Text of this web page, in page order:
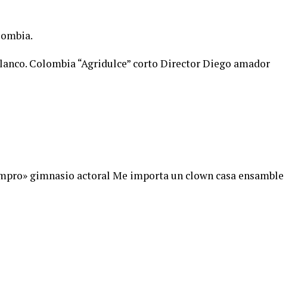
Colombia “Agridulce” corto Director Diego amador
gimnasio actoral Me importa un clown casa ensamble